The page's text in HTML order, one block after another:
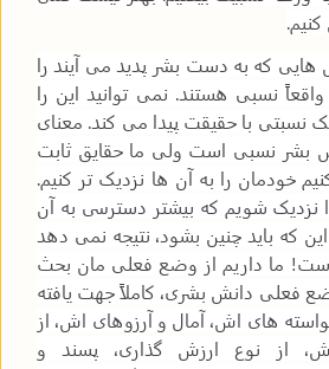
هایی که به دست بشر پدید می آیند را
نسبی هستند. نمی توانید این را
نسبتی با حقیقت پیدا می کند. معنای
بشر نسبی است ولی ما حقایق ثابت
خودمان را به آن ها نزدیک تر کنیم.
نزدیک شویم که بیشتر دسترسی به آن
که باید چنین بشود، نتیجه نمی دهد
ما داریم از وضع فعلی مان بحث
فعلی دانش بشری، کاملاً جهت یافته
های اش، آمال و آرزوهای اش، از
از نوع ارزش گذاری، پسند و